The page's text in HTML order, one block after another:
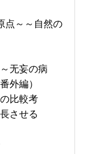
点～～自然の
无妄の病
外編）
比較考
させる